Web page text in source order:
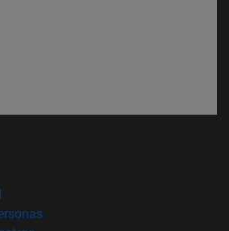
nueva ventana)
(abre en nueva ventana)